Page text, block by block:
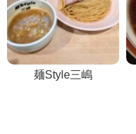
麺Style三嶋